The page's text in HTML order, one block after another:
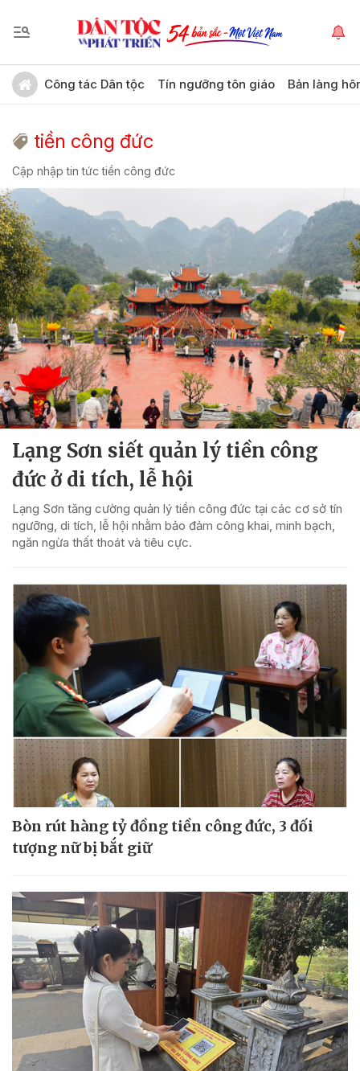
Công tác Dân tộc Tín ngưỡng tôn giáo Bản làng
tiền công đức
Cập nhập tin tức tiền công đức
Lạng Sơn siết quản lý tiền công
đức ở di tích, lễ hội
Lạng Sơn tăng cường quản lý tiền công đức tại các cơ sở tín
ngưỡng, di tích, lễ hội nhằm bảo đảm công khai, minh bạch,
ngăn ngừa thất thoát và tiêu cực.
Bòn rút hàng tỷ đồng tiền công đức, 3 đối
tượng nữ bị bắt giữ